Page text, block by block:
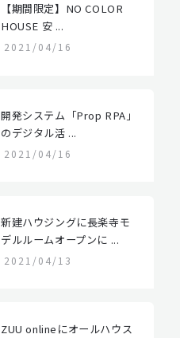
【期間限定】NO COLOR
HOUSE 安 ...
2021/04/16
開発システム「Prop RPA」
のデジタル活 ...
2021/04/16
新建ハウジングに長楽寺モ
デルルームオープンに ...
2021/04/13
ZUU onlineにオールハウス